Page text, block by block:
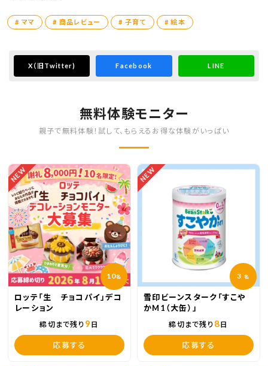
# ママ # 商品レビュー # 子育て # 絵本
X （旧Twitter) Facebook LINE
無料体験モニター
親子で無料体験！試して、もらえるお得な体験がいっぱい
NEW
10名
ロッテ「生 チョコパイ」デコ
レーション
締切まで残り 9 日
応募する
NEW
3 名
雪印ビーンスターク「すこや
かM1（大缶）」
締切まで残り 8日
応募する